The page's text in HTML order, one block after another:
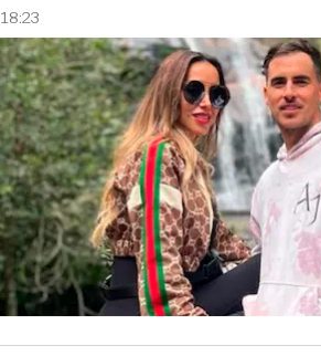
18:23